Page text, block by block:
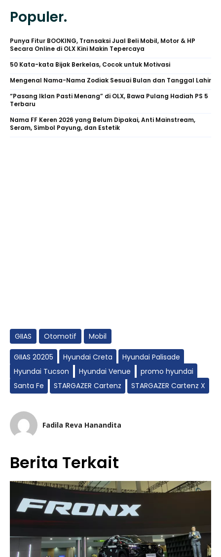
Populer.
Punya Fitur BOOKING, Transaksi Jual Beli Mobil, Motor & HP
Secara Online di OLX Kini Makin Tepercaya
50 Kata-kata Bijak Berkelas, Cocok untuk Motivasi
Mengenal Nama-Nama Zodiak Sesuai Bulan dan Tanggal Lahir
“Pasang Iklan Pasti Menang” di OLX, Bawa Pulang Hadiah PS 5
Terbaru
Nama FF Keren 2026 yang Belum Dipakai, Anti Mainstream,
Seram, Simbol Payung, dan Estetik
GIIAS Otomotif Mobil
GIIAS 20205 Hyundai Creta
Hyundai Palisade
Hyundai Tucson
Hyundai Venue
promo hyundai
Santa Fe
STARGAZER Cartenz STARGAZER Cartenz X
Fadila Reva Hanandita
Berita Terkait